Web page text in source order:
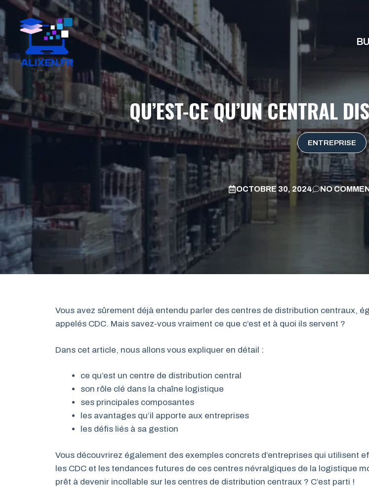
Aller
au
contenu
QU’EST-CE QU’UN CENTRAL
ENTREPRISE
OCTOBRE 30, 2024 NO
Vous avez sûrement déjà entendu parler des centres de distribution centraux,
appelés CDC. Mais savez-vous vraiment ce que c’est et à quoi ils servent ?
Dans cet article, nous allons vous expliquer en détail :
ce qu’est un centre de distribution central
son rôle clé dans la chaîne logistique
ses principales composantes
les avantages qu’il apporte aux entreprises
les défis liés à sa gestion
Vous découvrirez également des exemples concrets d’entreprises qui utilisent
les CDC et les tendances futures de ces centres névralgiques de la logistique
prêt à devenir incollable sur les centres de distribution centraux ? C’est parti !